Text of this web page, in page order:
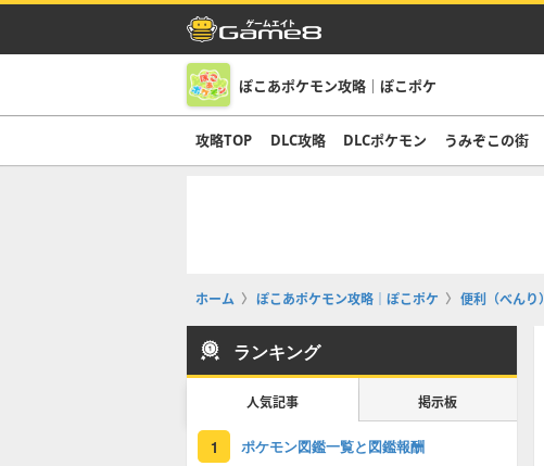
ぽこあポケモン攻略｜ぽこポケ
攻略TOP DLC攻略 DLCポケモン うみぞこの街
ホーム ぽこあポケモン攻略｜ぽこポケ 便利（べんり）
ランキング
人気記事 掲示板
1 ポケモン図鑑一覧と図鑑報酬